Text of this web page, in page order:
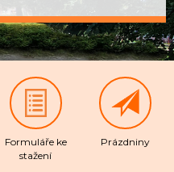
Formuláře ke
stažení
Prázdniny